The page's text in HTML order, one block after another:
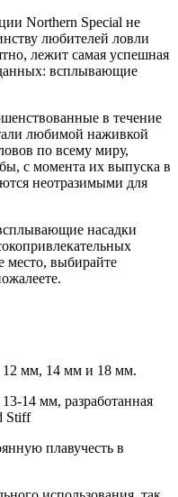
Northern Special не
любителей ловли
лежит самая успешная
всплывающие
в течение
любимой наживкой
по всему миру,
с момента их выпуска в
неотразимыми для
насадки
место, выбирайте
12 мм, 14 мм и 18 мм.
14 мм, разработанная
Stiff
плавучесть в